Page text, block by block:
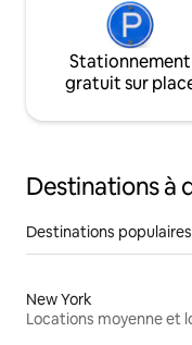
Stationnement
gratuit sur
Destinations à
Destinations
New York